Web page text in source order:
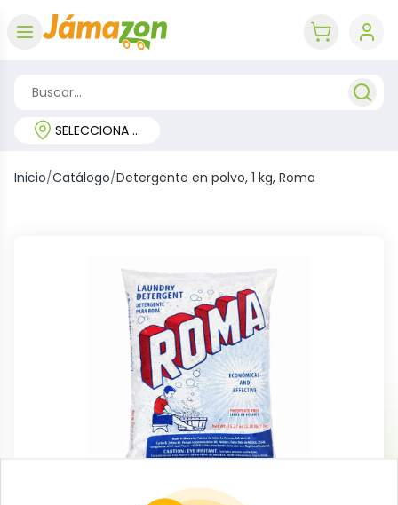
SELECCIONA TU REGIÓN
Inicio/Catálogo/Detergente en polvo, 1 kg, Roma